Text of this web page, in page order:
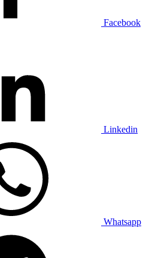
Facebook
Linkedin
Whatsapp